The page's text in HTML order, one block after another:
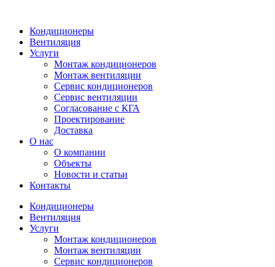
Кондиционеры
Вентиляция
Услуги
Монтаж кондиционеров
Монтаж вентиляции
Сервис кондиционеров
Сервис вентиляции
Согласование с КГА
Проектирование
Доставка
О нас
О компании
Объекты
Новости и статьи
Контакты
Кондиционеры
Вентиляция
Услуги
Монтаж кондиционеров
Монтаж вентиляции
Сервис кондиционеров